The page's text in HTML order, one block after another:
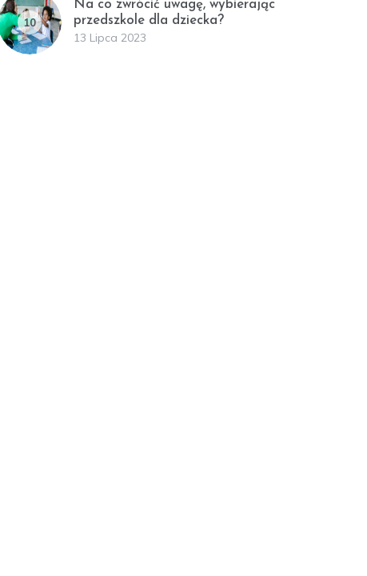
10
Na co zwrócić uwagę, wybierając
przedszkole dla dziecka?
13 Lipca 2023